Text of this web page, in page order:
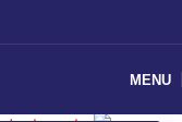
MENU